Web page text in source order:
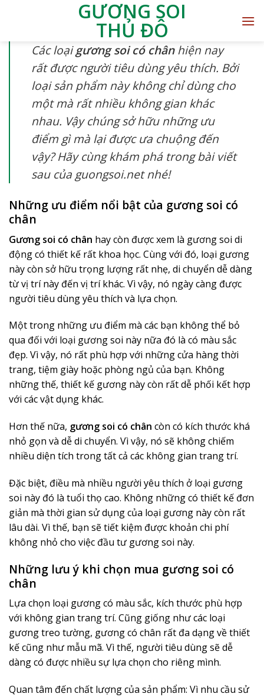
GƯƠNG SOI
THỦ ĐÔ
Các loạigương soi có chânhiện nay
rất được người tiêu dùng yêu thích. Bởi
loại sản phẩm này không chỉ dùng cho
một mà rất nhiều không gian khác
nhau. Vậy chúng sở hữu những ưu
điểm gì mà lại được ưa chuộng đến
vậy? Hãy cùng khám phá trong bài viết
sau của guongsoi.net nhé!
Những ưu điểm nổi bật của gương soi có
chân
Gương soi có chân hay còn được xem là gương soi di
động có thiết kế rất khoa học. Cùng với đó, loại gương
này còn sở hữu trọng lượng rất nhẹ, di chuyển dễ dàng
từ vị trí này đến vị trí khác. Vì vậy, nó ngày càng được
người tiêu dùng yêu thích và lựa chọn.
Một trong những ưu điểm mà các bạn không thể bỏ
qua đối với loại gương soi này nữa đó là có màu sắc
đẹp. Vì vậy, nó rất phù hợp với những cửa hàng thời
trang, tiệm giày hoặc phòng ngủ của bạn. Không
những thế, thiết kế gương này còn rất dễ phối kết hợp
với các vật dụng khác.
Hơn thế nữa, gương soi có chân còn có kích thước khá
nhỏ gọn và dễ di chuyển. Vì vậy, nó sẽ không chiếm
nhiều diện tích trong tất cả các không gian trang trí.
Đặc biệt, điều mà nhiều người yêu thích ở loại gương
soi này đó là tuổi thọ cao. Không những có thiết kế đơn
giản mà thời gian sử dụng của loại gương này còn rất
lâu dài. Vì thế, bạn sẽ tiết kiệm được khoản chi phí
không nhỏ cho việc đầu tư gương soi này.
Những lưu ý khi chọn mua gương soi có
chân
Lựa chọn loại gương có màu sắc, kích thước phù hợp
với không gian trang trí. Cũng giống như các loại
gương treo tường, gương có chân rất đa dạng về thiết
kế cũng như mẫu mã. Vì thế, người tiêu dùng sẽ dễ
dàng có được nhiều sự lựa chọn cho riêng mình.
Quan tâm đến chất lượng của sản phẩm: Vì nhu cầu sử